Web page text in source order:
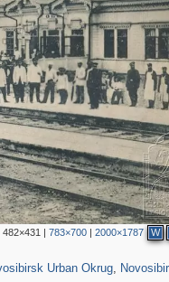
482×431 | 783×700| 2000×1787 W
Urban Okrug,
32